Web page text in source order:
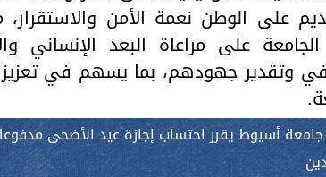
على الوطن نعمة الأمن
الجامعة على مراعاة البعد الإنساني
وتقدير جهودهم، بما يسهم في
أسيوط يقرر احتساب إجازة عيد الأضحى مدفوعة